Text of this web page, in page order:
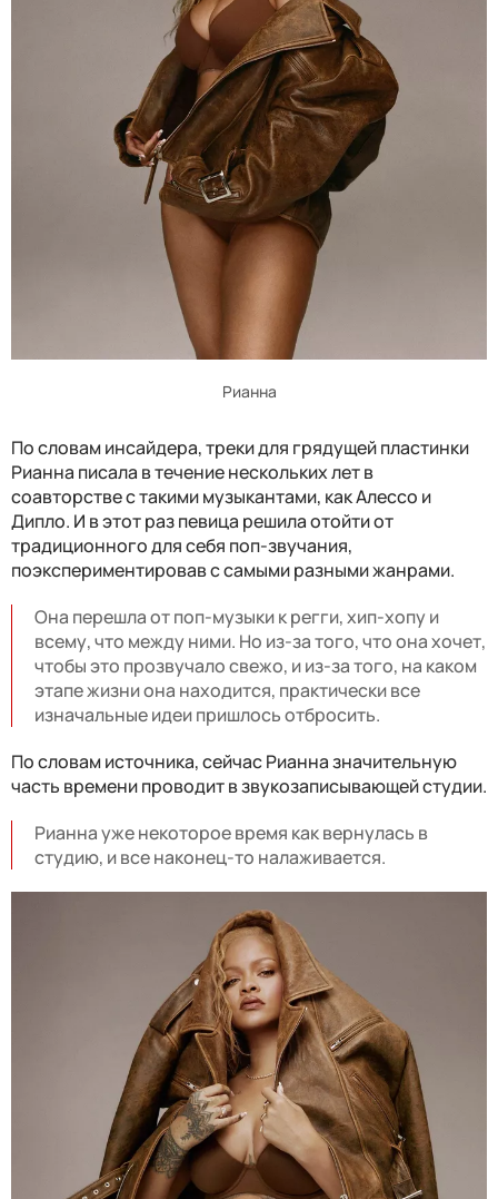
Рианна
По словам инсайдера, треки для грядущей пластинки
Рианна писала в течение нескольких лет в
соавторстве с такими музыкантами, как Алессо и
Дипло. И в этот раз певица решила отойти от
традиционного для себя поп-звучания,
поэкспериментировав с самыми разными жанрами.
Она перешла от поп-музыки к регги, хип-хопу и
всему, что между ними. Но из-за того, что она хочет,
чтобы это прозвучало свежо, и из-за того, на каком
этапе жизни она находится, практически все
изначальные идеи пришлось отбросить.
По словам источника, сейчас Рианна значительную
часть времени проводит в звукозаписывающей студии.
Рианна уже некоторое время как вернулась в
студию, и все наконец-то налаживается.